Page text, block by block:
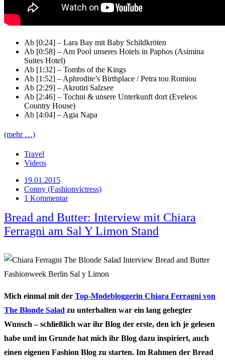
Ab [0:24] – Lara Bay mit Baby Schildkröten
Ab [0:58] – Am Pool unseres Hotels in Paphos (Asimina
Suites Hotel)
Ab [1:32] – Tombs of the Kings
Ab [1:52] – Aphrodite’s Birthplace / Petra tou Romiou
Ab [2:29] – Akrotiri Salzsee
Ab [2:46] – Tochni & unsere Unterkunft dort (Eveleos
Country House)
Ab [4:04] – Agia Napa
(mehr …)
Travel
Videos
19.01.2015
Conny (Fashionvictress)
1 Kommentar
Bread and Butter: Interview mit Chiara
Ferragni am Sal Y Limon Stand
Mich einmal mit der Top-Modebloggerin Chiara Ferragni von
The Blonde Salad zu unterhalten war ein lang gehegter
Wunsch – schließlich war ihr Blog der erste, den ich je gelesen
habe und im Grunde hat mich ihr Blog dazu inspiriert, auch
einen eigenen Fashion Blog zu starten. Im Rahmen der Bread